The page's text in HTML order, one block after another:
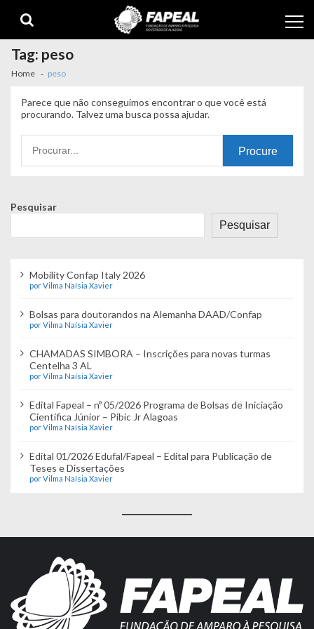
navigation
content
Tag: peso
Home peso
Parece que não conseguimos encontrar o que você está
procurando. Talvez uma busca possa ajudar.
por:
Pesquisar
Pesquisar
Mobility Confap Italy 2026
por Vilma Naísia Xavier
Bolsas para doutorandos na Alemanha DAAD/Confap
por Vilma Naísia Xavier
CHAMADAS SIMBORA – Inscrições para novas turmas
Centelha 3 AL
por Vilma Naísia Xavier
Edital Fapeal – nº 05/2026 Programa de Bolsas de Iniciação
Científica Júnior – Pibic Jr Alagoas
por Vilma Naísia Xavier
Edital 01/2026 Edufal/Fapeal – Edital para Publicação de
Teses e Dissertações
por Vilma Naísia Xavier